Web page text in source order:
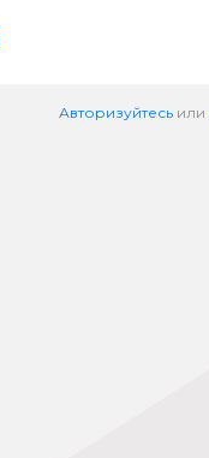
Авторизуйтесь или